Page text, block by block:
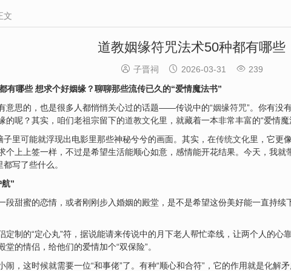
文
道教姻缘符咒法术50种都有哪些
 子晋祠  2026-03-31  239
有哪些 想求个好姻缘？聊聊那些流传已久的“爱情魔法书”
意思的，也是很多人都悄悄关心过的话题——传说中的“姻缘符咒”。你有没
的呢？其实，咱们老祖宗留下的道教文化里，就藏着一本非常丰富的“爱情魔
子里可能就浮现出电影里那些神秘兮兮的画面。其实，在传统文化里，它更
个上上签一样，不过是希望生活能顺心如意，感情能开花结果。今天，我
写了些什么。
”
段甜蜜的恋情，或者刚刚步入婚姻的殿堂，是不是希望这份美好能一直持续
定制的“定心丸”符，据说能请来传说中的月下老人帮忙牵线，让两个人的心
的情侣，给他们的爱情加个“双保险”。
闹，这时候就需要一位“和事佬”了。有种“顺心和合符”，它的作用就是化解